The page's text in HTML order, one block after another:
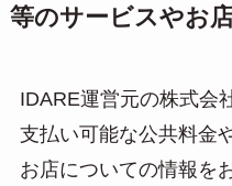
等のサービスやお
IDARE運営元の株式会
支払い可能な公共料金
お店についての情報を